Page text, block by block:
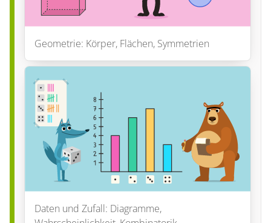
Geometrie: Körper, Flächen, Symmetrien
Daten und Zufall: Diagramme,